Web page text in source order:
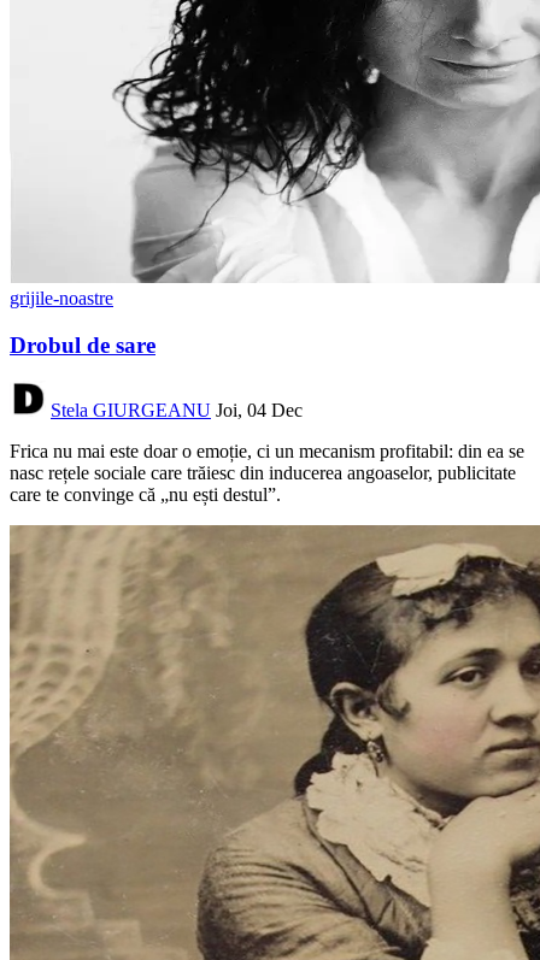
grijile-noastre
Drobul de sare
Stela GIURGEANU Joi, 04 Dec
Frica nu mai este doar o emoție, ci un mecanism profitabil: din ea se
nasc rețele sociale care trăiesc din inducerea angoaselor, publicitate
care te convinge că „nu ești destul”.